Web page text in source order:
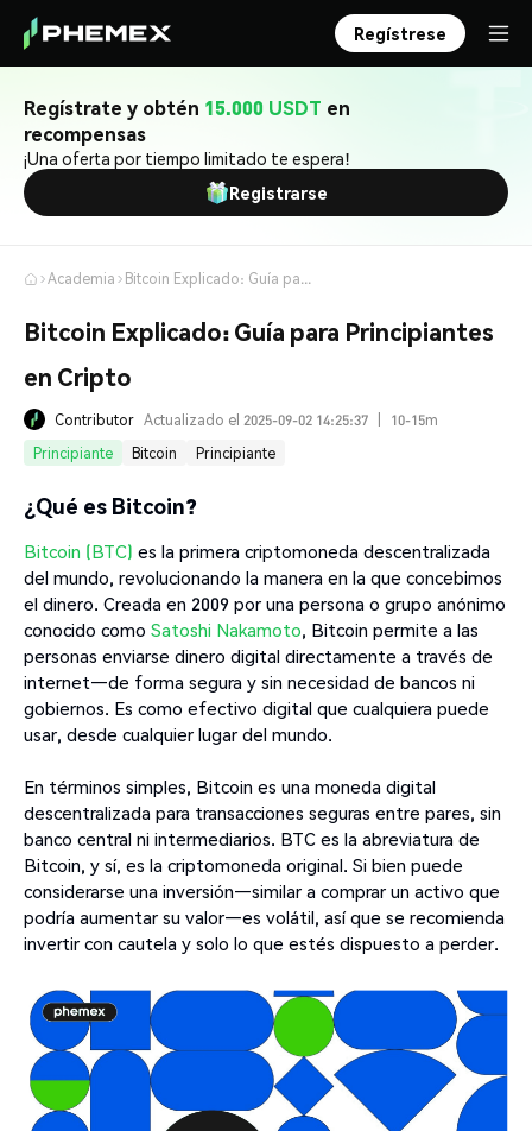
Regístrese
Regístrate y obtén 15.000 USDT en
recompensas
¡Una oferta por tiempo limitado te espera!
Registrarse
Academia Bitcoin Explicado: Guía para Principiantes en Cripto
Bitcoin Explicado: Guía para Principiantes
en Cripto
Contributor Actualizado el 2025-09-02 14:25:37
10-15m
Principiante
Bitcoin Principiante
¿Qué es Bitcoin?
Bitcoin (BTC) es la primera criptomoneda descentralizada
del mundo, revolucionando la manera en la que concebimos
el dinero. Creada en 2009 por una persona o grupo anónimo
conocido como Satoshi Nakamoto, Bitcoin permite a las
personas enviarse dinero digital directamente a través de
internet—de forma segura y sin necesidad de bancos ni
gobiernos. Es como efectivo digital que cualquiera puede
usar, desde cualquier lugar del mundo.
En términos simples, Bitcoin es una moneda digital
descentralizada para transacciones seguras entre pares, sin
banco central ni intermediarios. BTC es la abreviatura de
Bitcoin, y sí, es la criptomoneda original. Si bien puede
considerarse una inversión—similar a comprar un activo que
podría aumentar su valor—es volátil, así que se recomienda
invertir con cautela y solo lo que estés dispuesto a perder.